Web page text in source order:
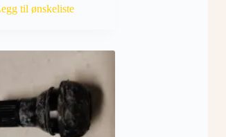
til ønskeliste